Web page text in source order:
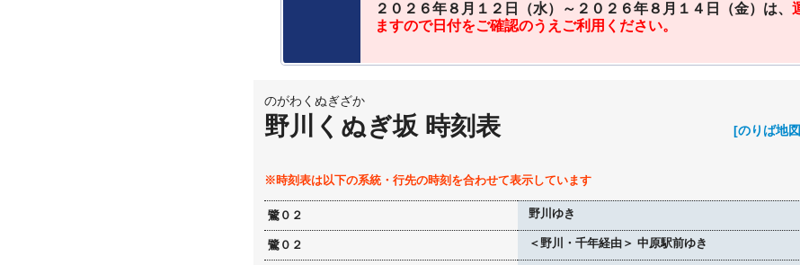
２０２６年８月１２日（水）～２０２６年８月１４日（金）は、
ますので日付をご確認のうえご利用ください。
のがわくぬぎざか
野川くぬぎ坂 時刻表 [のりば地
※時刻表は以下の系統・行先の時刻を合わせて表示しています
鷺０２ 野川ゆき
鷺０２ ＜野川・千年経由＞ 中原駅前ゆき